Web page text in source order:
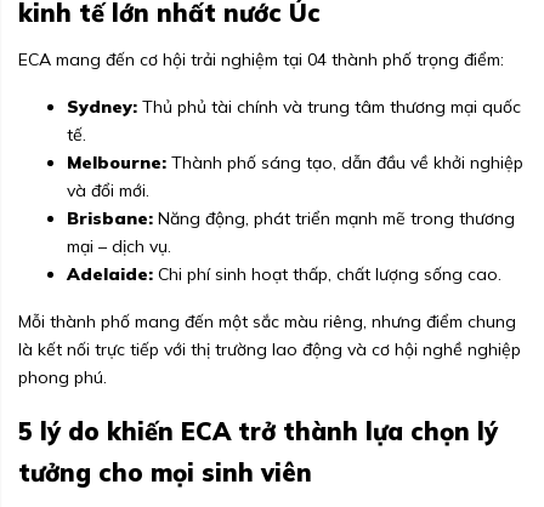
kinh tế lớn nhất nước Úc
ECA mang đến cơ hội trải nghiệm tại 04 thành phố trọng điểm:
Sydney: Thủ phủ tài chính và trung tâm thương mại quốc
tế.
Melbourne: Thành phố sáng tạo, dẫn đầu về khởi nghiệp
và đổi mới.
Brisbane: Năng động, phát triển mạnh mẽ trong thương
mại – dịch vụ.
Adelaide: Chi phí sinh hoạt thấp, chất lượng sống cao.
Mỗi thành phố mang đến một sắc màu riêng, nhưng điểm chung
là kết nối trực tiếp với thị trường lao động và cơ hội nghề nghiệp
phong phú.
5 lý do khiến ECA trở thành lựa chọn lý
tưởng cho mọi sinh viên